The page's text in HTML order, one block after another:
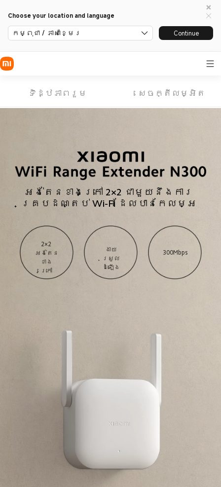
Choose your location and language
កម្ពុជា / ភាសាខ្មែរ Continue
ទិដ្ឋភាពរួម សេចក្តីលម្អិត
អង់តែនខាងក្រៅ 2×2 ជាមួយនឹងការ
គ្របដណ្តប់ Wi-Fi ដែលបានកែលម្អ
2×2
អង់តែន
ខាង
ក្រៅ
ងាយ
ស្រួល
ដំឡើង
300Mbps